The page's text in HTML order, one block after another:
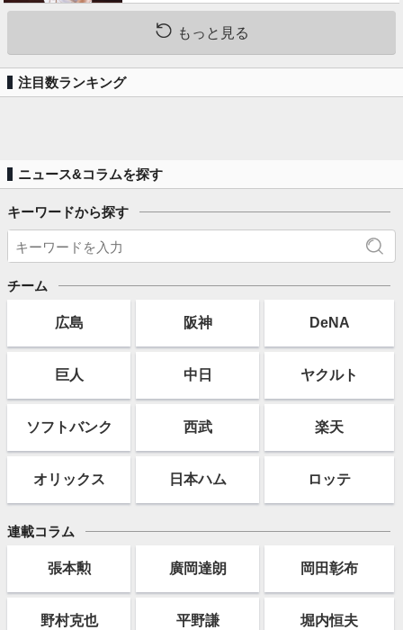
もっと見る
注目数ランキング
ニュース&コラムを探す
キーワードから探す
チーム
広島 阪神 DeNA
巨人 中日 ヤクルト
ソフトバンク 西武 楽天
オリックス 日本ハム ロッテ
連載コラム
張本勲 廣岡達朗 岡田彰布
野村克也 平野謙 堀内恒夫